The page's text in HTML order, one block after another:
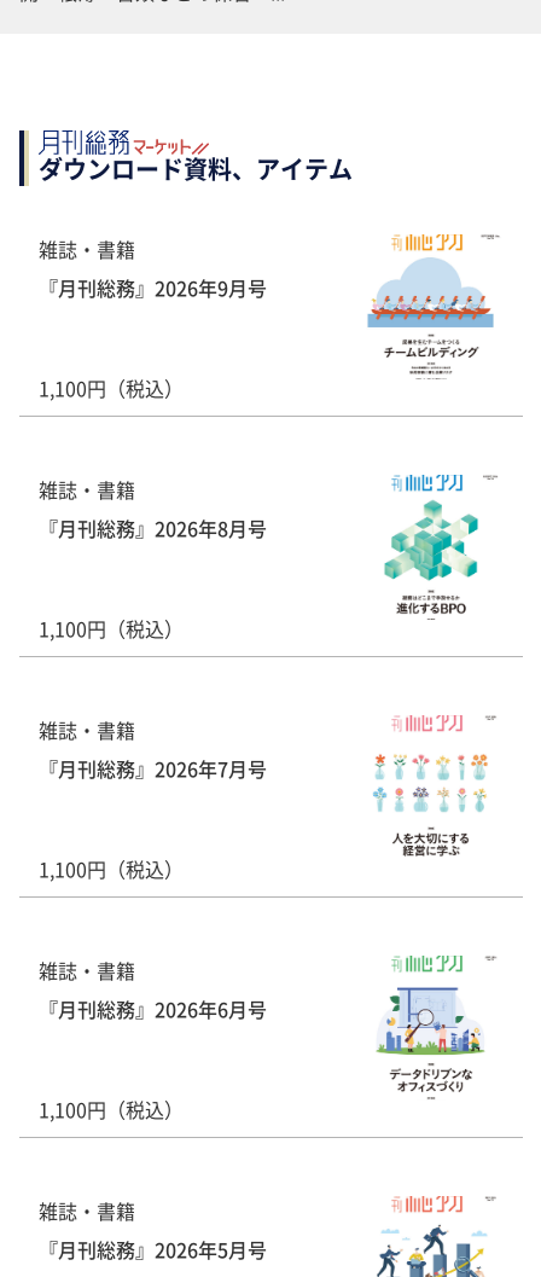
ダウンロード資料、アイテム
雑誌・書籍
『月刊総務』2026年9月号
1,100円（税込）
雑誌・書籍
『月刊総務』2026年8月号
1,100円（税込）
雑誌・書籍
『月刊総務』2026年7月号
1,100円（税込）
雑誌・書籍
『月刊総務』2026年6月号
1,100円（税込）
雑誌・書籍
『月刊総務』2026年5月号